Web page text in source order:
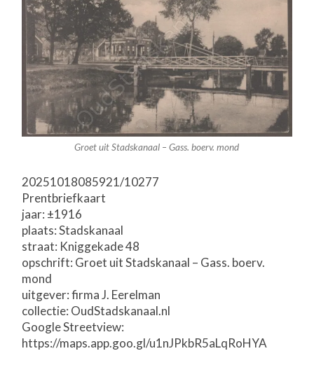
Groet uit Stadskanaal – Gass. boerv. mond
20251018085921/10277
Prentbriefkaart
jaar: ±1916
plaats: Stadskanaal
straat: Kniggekade 48
opschrift: Groet uit Stadskanaal – Gass. boerv.
mond
uitgever: firma J. Eerelman
collectie: OudStadskanaal.nl
Google Streetview:
https://maps.app.goo.gl/u1nJPkbR5aLqRoHYA